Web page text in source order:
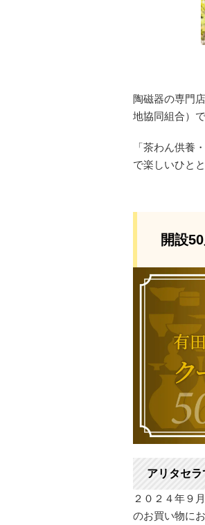
陶磁器の専門
地協同組合）
「茶わん供養
で楽しいひと
開設
アリタセ
２０２４年９
のお買い物に